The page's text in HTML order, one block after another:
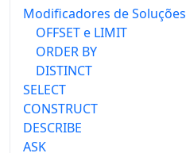
Modificadores de Soluções
OFFSET e LIMIT
ORDER BY
DISTINCT
SELECT
CONSTRUCT
DESCRIBE
ASK